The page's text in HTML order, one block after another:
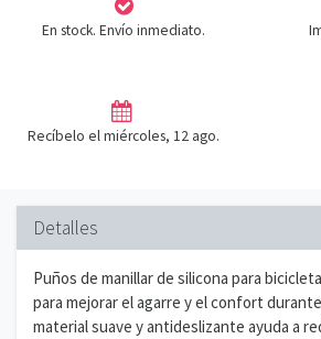
En stock. Envío inmediato.
Recíbelo el miércoles, 12 ago.
Detalles
Puños de manillar de silicona para
para mejorar el agarre y el confort
material suave y antideslizante ayuda a